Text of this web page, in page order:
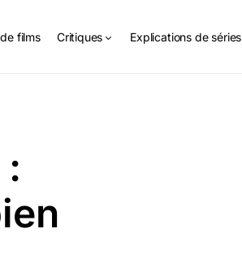
films Critiques Explications de séries